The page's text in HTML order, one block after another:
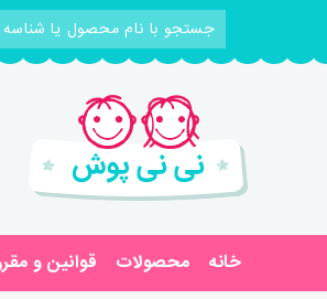
خانه محصولات قوانین و